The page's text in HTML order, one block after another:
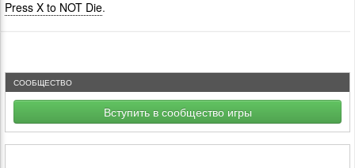
Press X to NOT Die.
СООБЩЕСТВО
Вступить в сообщество игры